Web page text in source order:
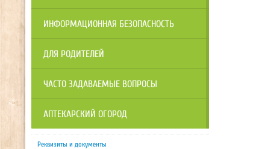
ИНФОРМАЦИОННАЯ БЕЗОПАСНОСТЬ
ДЛЯ РОДИТЕЛЕЙ
ЧАСТО ЗАДАВАЕМЫЕ ВОПРОСЫ
АПТЕКАРСКИЙ ОГОРОД
Реквизиты и документы